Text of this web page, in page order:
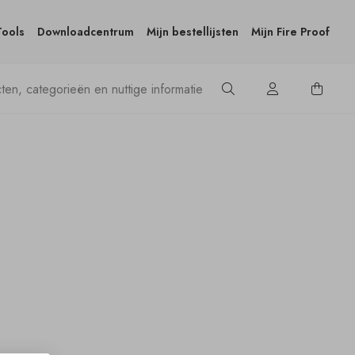
Downloadcentrum Mijn bestellijsten Mijn Fire Proof